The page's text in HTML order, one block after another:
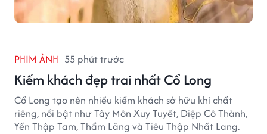
PHIM ẢNH 55 phút trước
Kiếm khách đẹp trai nhất Cổ Long
Cổ Long tạo nên nhiều kiếm khách sở hữu khí chất
riêng, nổi bật như Tây Môn Xuy Tuyết, Diệp Cô Thành,
Yến Thập Tam, Thẩm Lãng và Tiêu Thập Nhất Lang.